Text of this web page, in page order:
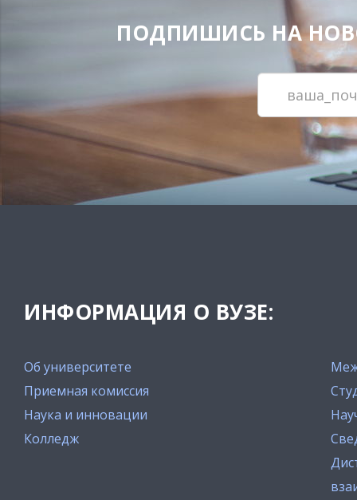
ПОДПИШИСЬ НА
ИНФОРМАЦИЯ О ВУЗЕ:
Об университете
Приемная комиссия
Наука и инновации
Колледж